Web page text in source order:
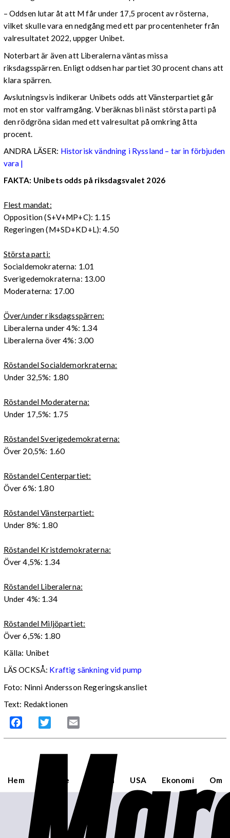
– Oddsen lutar åt att M får under 17,5 procent av rösterna,
vilket skulle vara en nedgång med ett par procentenheter från
valresultatet 2022, uppger Unibet.
Noterbart är även att Liberalerna väntas missa
riksdagsspärren. Enligt oddsen har partiet 30 procent chans att
klara spärren.
Avslutningsvis indikerar Unibets odds att Vänsterpartiet går
mot en stor valframgång. V beräknas bli näst största parti på
den rödgröna sidan med ett valresultat på omkring åtta
procent.
ANDRA LÄSER: Historisk vändning i Ryssland – tar in förbjuden
vara |
FAKTA: Unibets odds på riksdagsvalet 2026
Flest mandat:
Opposition (S+V+MP+C): 1.15
Regeringen (M+SD+KD+L): 4.50
Största parti:
Socialdemokraterna: 1.01
Sverigedemokraterna: 13.00
Moderaterna: 17.00
Över/under riksdagsspärren:
Liberalerna under 4%: 1.34
Liberalerna över 4%: 3.00
Röstandel Socialdemorkraterna:
Under 32,5%: 1.80
Röstandel Moderaterna:
Under 17,5%: 1.75
Röstandel Sverigedemokraterna:
Över 20,5%: 1.60
Röstandel Centerpartiet:
Över 6%: 1.80
Röstandel Vänsterpartiet:
Under 8%: 1.80
Röstandel Kristdemokraterna:
Över 4,5%: 1.34
Röstandel Liberalerna:
Under 4%: 1.34
Röstandel Miljöpartiet:
Över 6,5%: 1.80
Källa: Unibet
LÄS OCKSÅ: Kraftig sänkning vid pump
Foto: Ninni Andersson Regeringskansliet
Text: Redaktionen
Facebook Twitter
Hem Sverige Världen USA Ekonomi Om